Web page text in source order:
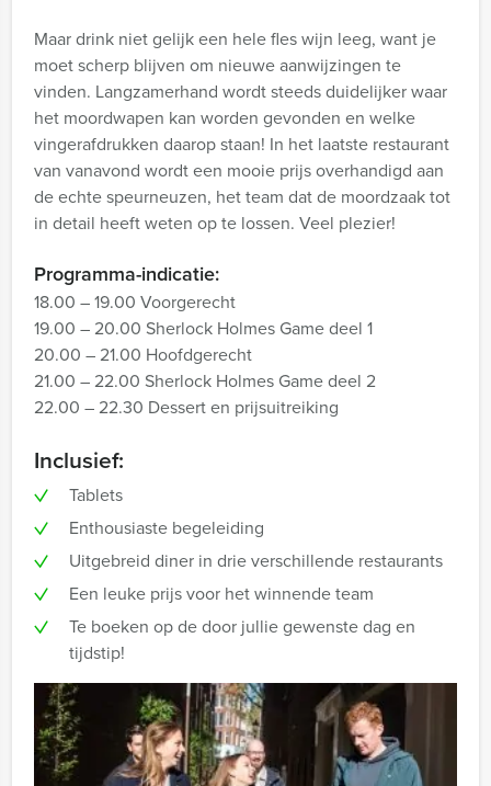
Maar drink niet gelijk een hele fles wijn leeg, want je
moet scherp blijven om nieuwe aanwijzingen te
vinden. Langzamerhand wordt steeds duidelijker waar
het moordwapen kan worden gevonden en welke
vingerafdrukken daarop staan! In het laatste restaurant
van vanavond wordt een mooie prijs overhandigd aan
de echte speurneuzen, het team dat de moordzaak tot
in detail heeft weten op te lossen. Veel plezier!
Programma-indicatie:
18.00 – 19.00 Voorgerecht
19.00 – 20.00 Sherlock Holmes Game deel 1
20.00 – 21.00 Hoofdgerecht
21.00 – 22.00 Sherlock Holmes Game deel 2
22.00 – 22.30 Dessert en prijsuitreiking
Inclusief:
Tablets
Enthousiaste begeleiding
Uitgebreid diner in drie verschillende restaurants
Een leuke prijs voor het winnende team
Te boeken op de door jullie gewenste dag en
tijdstip!